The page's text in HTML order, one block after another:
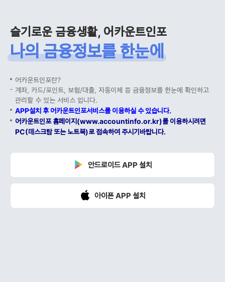
슬기로운 금융생활, 어카운트인포
나의 금융정보를 한눈에
어카운트인포란?
계좌, 카드/포인트, 보험/대출, 자동이체 등 금융정보를 한눈에 확인하고
관리할 수 있는 서비스 입니다.
APP설치 후 어카운트인포서비스를 이용하실 수 있습니다.
어카운트인포 홈페이지(www.accountinfo.or.kr)를 이용하시려면
PC(데스크탑 또는 노트북)로 접속하여 주시기바랍니다.
안드로이드 APP 설치
아이폰 APP 설치